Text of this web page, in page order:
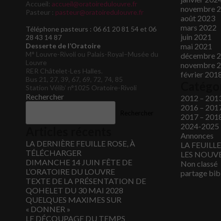
Accueil: accueil@oratoiredulouvre.fr
Pasteur : pasteur@oratoiredulouvre.fr
Téléphone pasteurs : 06 61 20 81 54 et 06
28 43 14 87
Desserte de l’Oratoire
M° Louvre-Rivoli ou Palais-Royal–Musée du
Louvre
RER Châtelet-Les Halles.
Bus 21, 27, 39, 67, 69, 72, 74, 85
Station Vélib’ n°1025 Oratoire-Rivoli
Rechercher
LA DERNIÈRE FEUILLE ROSE, À
TÉLÉCHARGER
DIMANCHE 14 JUIN FÊTE DE
L’ORATOIRE DU LOUVRE
TEXTE DE LA PRÉSENTATION DE
QOHELET DU 30 MAI 2028
QUELQUES MAXIMES SUR
« DONNER »
LE DÉCOUPAGE DU TEMPS
novembre
août 2023
mars 2022
juin 2021
mai 2021
décembre
novembre
février
2012 –
2016 –
2017 –
2024-2025
Annonces
LA
LES
Non classé
partage